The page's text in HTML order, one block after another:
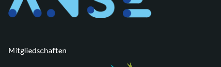
Mitgliedschaften